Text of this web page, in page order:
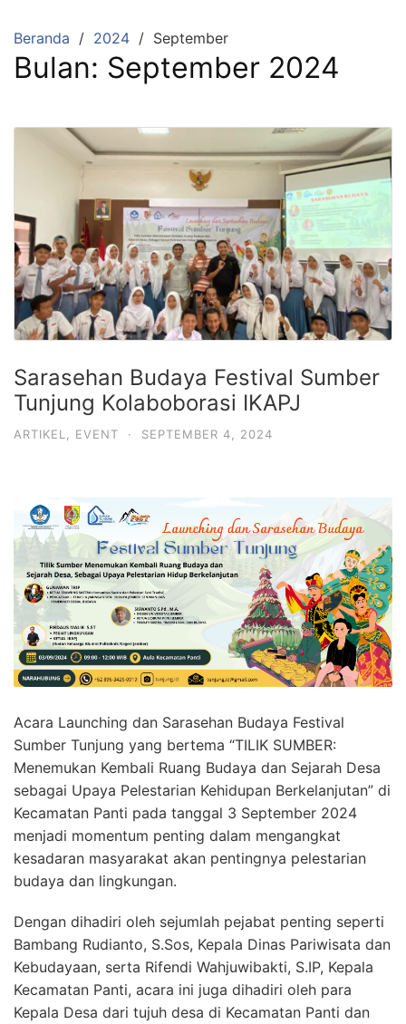
Beranda 2024 September
Bulan: September 2024
Sarasehan Budaya Festival Sumber
Tunjung Kolaboborasi IKAPJ
ARTIKEL EVENT · SEPTEMBER 4, 2024
Acara Launching dan Sarasehan Budaya Festival
Sumber Tunjung yang bertema “TILIK SUMBER:
Menemukan Kembali Ruang Budaya dan Sejarah Desa
sebagai Upaya Pelestarian Kehidupan Berkelanjutan” di
Kecamatan Panti pada tanggal 3 September 2024
menjadi momentum penting dalam mengangkat
kesadaran masyarakat akan pentingnya pelestarian
budaya dan lingkungan.
Dengan dihadiri oleh sejumlah pejabat penting seperti
Bambang Rudianto, S.Sos, Kepala Dinas Pariwisata dan
Kebudayaan, serta Rifendi Wahjuwibakti, S.IP, Kepala
Kecamatan Panti, acara ini juga dihadiri oleh para
Kepala Desa dari tujuh desa di Kecamatan Panti dan